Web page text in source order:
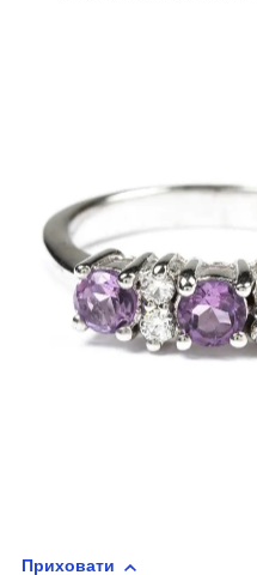
Приховати